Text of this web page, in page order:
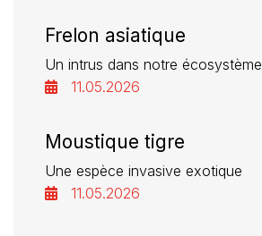
Frelon asiatique
Un intrus dans notre écosystème
11.05.2026
Moustique tigre
Une espèce invasive exotique
11.05.2026